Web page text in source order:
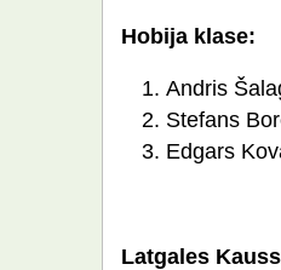
Hobija klase:
Andris
Stefans
Edgars
Latgales